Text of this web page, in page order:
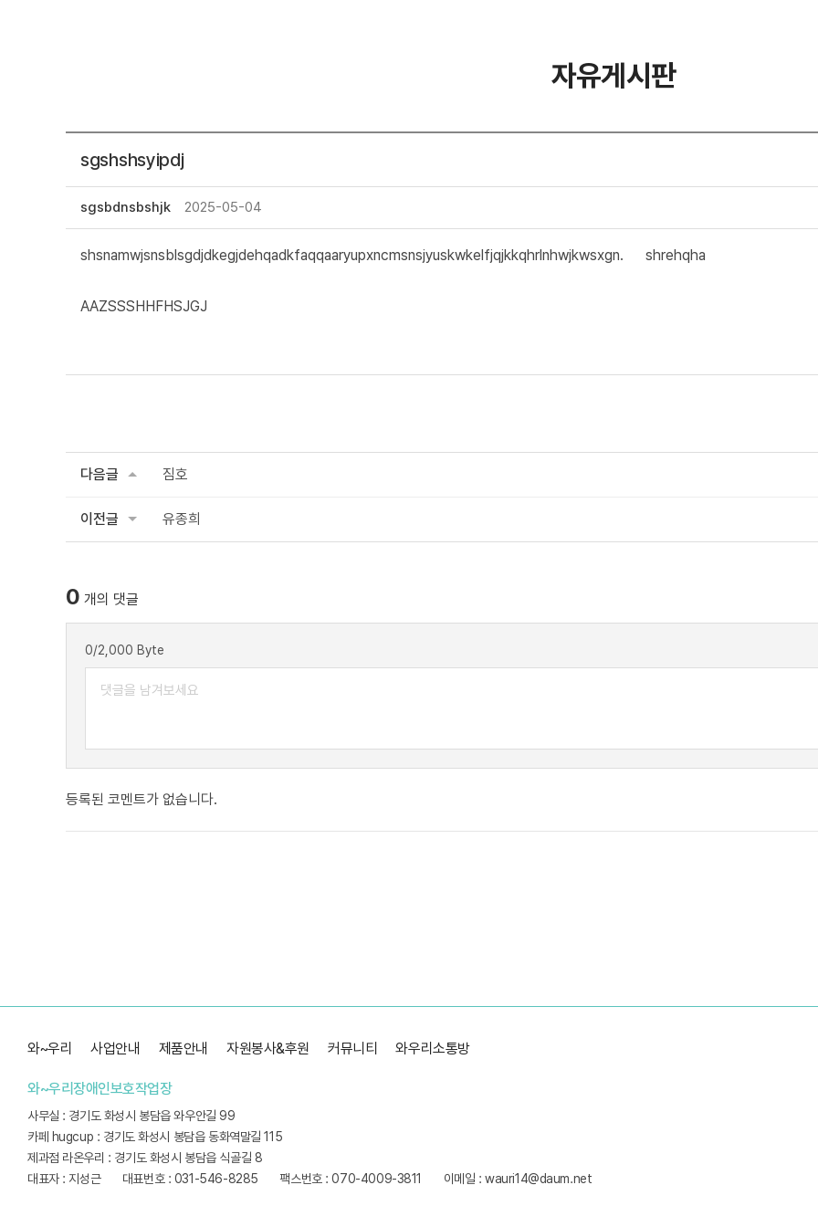
자유게시판
sgshshsyipdj
sgsbdnsbshjk 2025-05-04
shsnamwjsnsblsgdjdkegjdehqadkfaqqaaryupxncmsnsjyuskwkelfjqjkkqhrlnhwjkwsxgn. shrehqha
AAZSSSHHFHSJGJ
다음글 짐호
이전글 유종희
0 개의 댓글
0/2,000 Byte
등록된 코멘트가 없습니다.
와~우리 사업안내 제품안내 자원봉사&후원 커뮤니티 와우리소통방
와~우리장애인보호작업장
사무실 : 경기도 화성시 봉담읍 와우안길 99
카페 hugcup : 경기도 화성시 봉담읍 동화역말길 115
제과점 라온우리 : 경기도 화성시 봉담읍 식골길 8
대표자 : 지성근
대표번호 : 031-546-8285 팩스번호 : 070-4009-3811
이메일 : wauri14@daum.net